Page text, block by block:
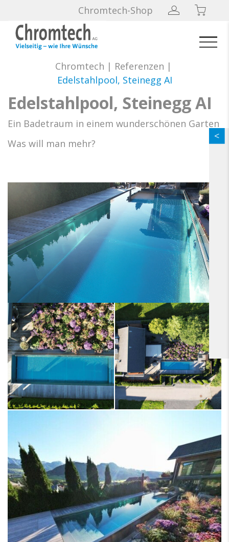
Chromtech-Shop
Chromtech | Referenzen |
Edelstahlpool, Steinegg AI
Edelstahlpool, Steinegg AI
Ein Badetraum in einem wunderschönen Garten
Was will man mehr?